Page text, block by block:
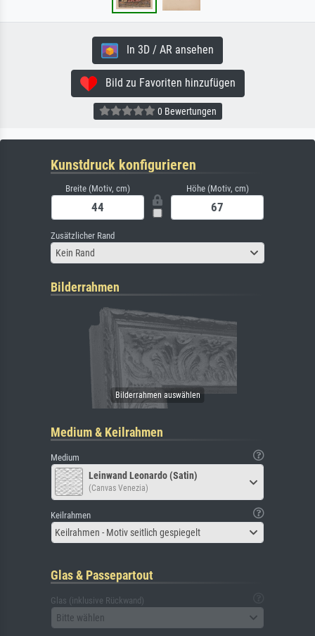
In 3D / AR ansehen
Bild zu Favoriten hinzufügen
0 Bewertungen
Kunstdruck konfigurieren
Breite (Motiv, cm) Höhe (Motiv, cm)
Zusätzlicher Rand
Kein Rand
Bilderrahmen
Medium & Keilrahmen
Medium
Leinwand Leonardo (Satin)
(Canvas Venezia)
Keilrahmen
Keilrahmen - Motiv seitlich gespiegelt
Glas & Passepartout
Glas (inklusive Rückwand)
Bitte wählen